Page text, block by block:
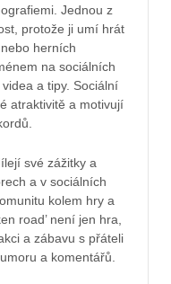
Jednou z
protože ji umí hrát
herních
na sociálních
a tipy. Sociální
atraktivitě a motivují
své zážitky a
a v sociálních
kolem hry a
road’ není jen hra,
a zábavu s přáteli
a komentářů.